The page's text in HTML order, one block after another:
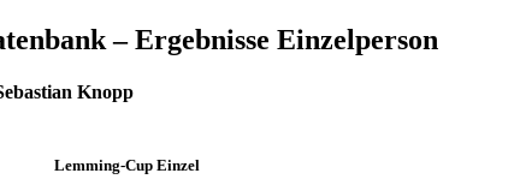
– Ergebnisse Einzelperson
Knopp
Lemming-Cup Einzel